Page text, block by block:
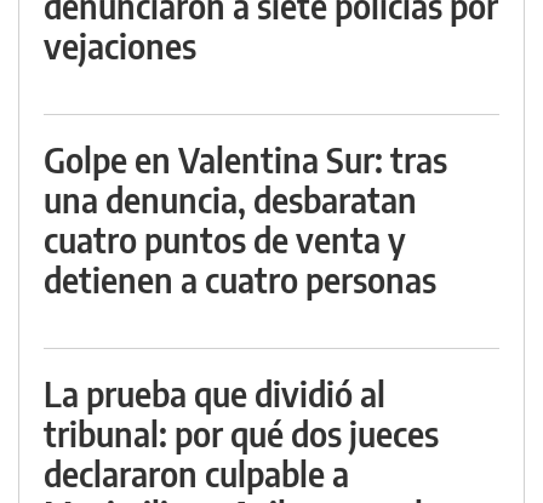
vejaciones
Golpe en Valentina Sur: tras
una denuncia, desbaratan
cuatro puntos de venta y
detienen a cuatro personas
La prueba que dividió al
tribunal: por qué dos jueces
declararon culpable a